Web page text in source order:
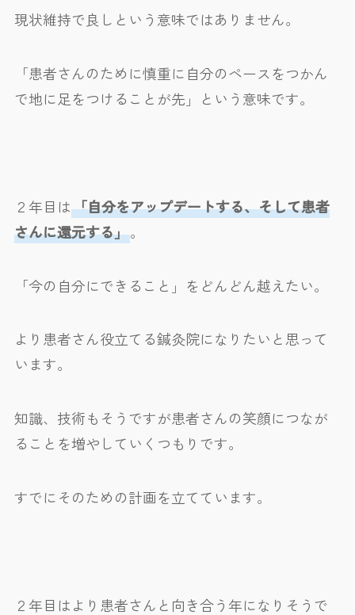
現状維持で良しという意味ではありません。
「患者さんのために慎重に自分のペースをつかん
で地に足をつけることが先」という意味です。
２年目は「自分をアップデートする、そして患者
さんに還元する」。
「今の自分にできること」をどんどん越えたい。
より患者さん役立てる鍼灸院になりたいと思って
います。
知識、技術もそうですが患者さんの笑顔につなが
ることを増やしていくつもりです。
すでにそのための計画を立てています。
２年目はより患者さんと向き合う年になりそうで